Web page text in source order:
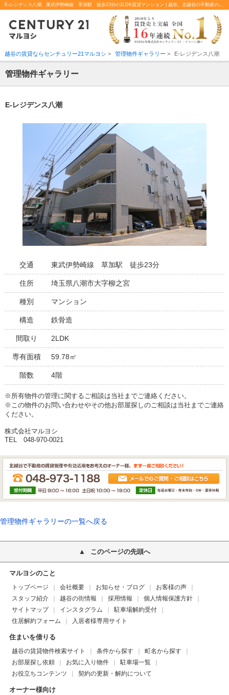
E-レジデンス八潮 東武伊勢崎線 草加駅 徒歩23分の2LDK賃貸マンション | 越谷、北越谷の不動産のことならセンチュリー21マルヨシ
越谷の賃貸ならセンチュリー21マルヨシ > 管理物件ギャラリー > E-レジデンス八潮
管理物件ギャラリー
E-レジデンス八潮
交通 東武伊勢崎線 草加駅 徒歩23分
住所 埼玉県八潮市大字柳之宮
種別 マンション
構造 鉄骨造
間取り 2LDK
専有面積 59.78㎡
階数 4階
※所有物件の管理に関するご相談は当社までご連絡ください。
※この物件のお問い合わせやその他お部屋探しのご相談は当社までご連絡
ください。
株式会社マルヨシ
TEL 048-970-0021
管理物件ギャラリーの一覧へ戻る
このページの先頭へ
マルヨシのこと
トップページ 会社概要 お知らせ・ブログ
お客様の声
スタッフ紹介
越谷の街情報 採用情報
個人情報保護方針
サイトマップ
インスタグラム
駐車場解約受付
住居解約フォーム
入居者様専用サイト
住まいを借りる
越谷の賃貸物件検索サイト 条件から探す
町名から探す
お部屋探し依頼
お気に入り物件
駐車場一覧
お役立ちコンテンツ
契約の更新・解約について
オーナー様向け